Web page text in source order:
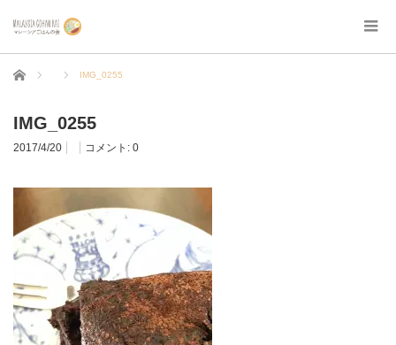
ホーム IMG_0255
IMG_0255
2017/4/20 コメント: 0